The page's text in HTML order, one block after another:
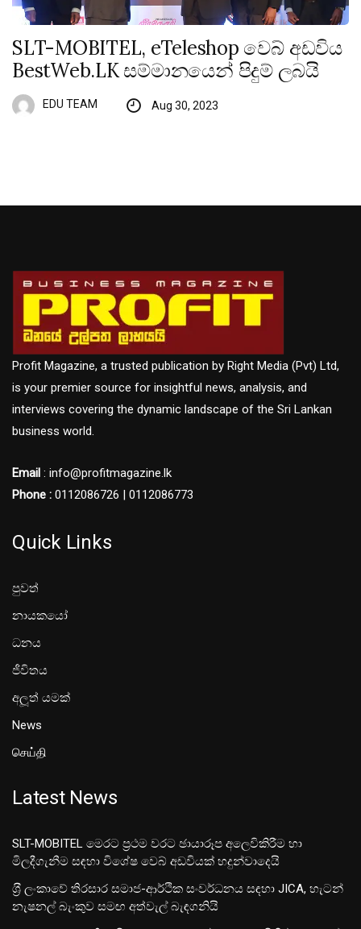
SLT-MOBITEL, eTeleshop වෙබ් අඩවිය
BestWeb.LK සම්මානයෙන් පිදුම් ලබයි
EDU TEAM Aug 30, 2023
Profit Magazine, a trusted publication by Right Media (Pvt) Ltd,
is your premier source for insightful news, analysis, and
interviews covering the dynamic landscape of the Sri Lankan
business world.
Email : info@profitmagazine.lk
Phone : 0112086726 | 0112086773
Quick Links
පුවත්
නායකයෝ
ධනය
ජීවිතය
අලූත් යමක්
News
செய்தி
Latest News
SLT-MOBITEL මෙරට ප්‍රථම වරට ඡායාරූප අලෙවිකිරීම හා
මිලදීගැනීම සඳහා විශේෂ වෙබ් අඩවියක් හදුන්වාදෙයි
ශ‍්‍රී ලංකාවේ තිරසාර සමාජ-ආර්ථික සංවර්ධනය සඳහා JICA, හැටන්
නැෂනල් බැංකුව සමඟ අත්වැල් බැඳගනියි